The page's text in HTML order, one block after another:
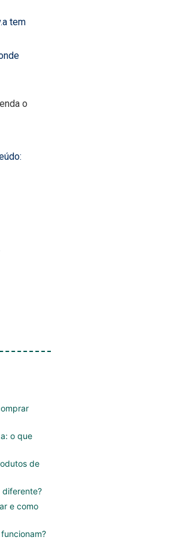
tem
o
o que
de
e como